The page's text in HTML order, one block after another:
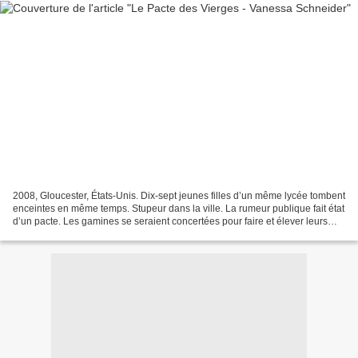
2008, Gloucester, États-Unis. Dix-sept jeunes filles d’un même lycée tombent
enceintes en même temps. Stupeur dans la ville. La rumeur publique fait état
d’un pacte. Les gamines se seraient concertées pour faire et élever leurs